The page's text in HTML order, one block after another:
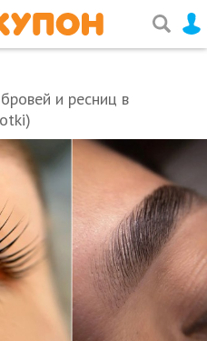
и ресниц в